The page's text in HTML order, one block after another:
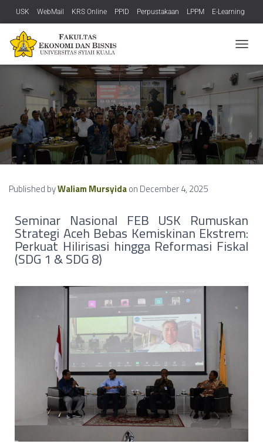
USK WebMail KRS Online PPID Perpustakaan LPPM E-Learning
LP3M Bisnis OIA PPs
O
V
I
G
N
Published byWaliam Mursyidaon December 4, 2025
Seminar Nasional FEB USK Rumuskan
Strategi Aceh Bebas Kemiskinan Ekstrem:
Perkuat Hilirisasi hingga Reformasi Fiskal
(SDG 1 & SDG 8)